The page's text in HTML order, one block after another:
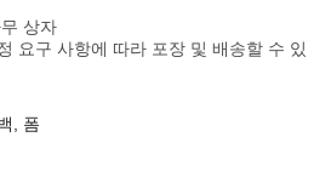
상자
요구 사항에 따라 포장 및 배송할 수 있
, 폼